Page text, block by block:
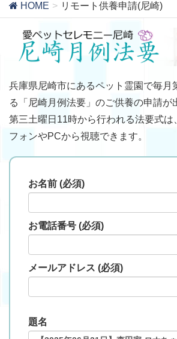
HOME リモート供養申請(尼崎)
兵庫県尼崎市にあるペット霊園で毎月
る「尼崎月例法要」のご供養の申請が
第三土曜日11時から行われる法要式は
フォンやPCから視聴できます。
お名前 (必須)
お電話番号 (必須)
メールアドレス (必須)
題名